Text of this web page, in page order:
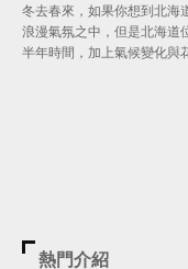
冬去春來，如果你想到北海
浪漫氣氛之中，但是北海道
半年時間，加上氣候變化與
熱門介紹